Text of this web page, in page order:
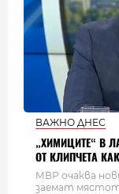
ВАЖНО ДНЕС
„ХИМИЦИТЕ“ В
ОТ КЛИПЧЕТА
МВР очаква
заемат